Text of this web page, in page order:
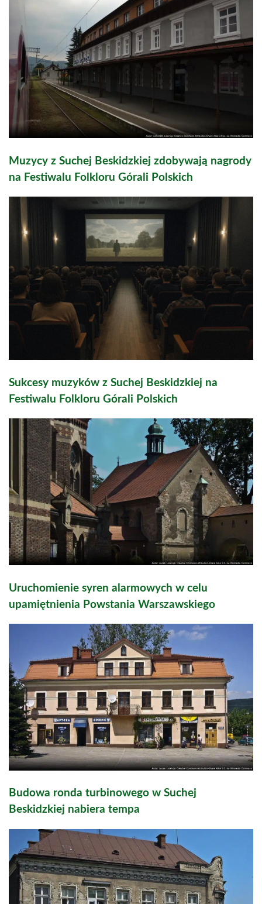
Muzycy z Suchej Beskidzkiej zdobywają nagrody
na Festiwalu Folkloru Górali Polskich
Sukcesy muzyków z Suchej Beskidzkiej na
Festiwalu Folkloru Górali Polskich
Uruchomienie syren alarmowych w celu
upamiętnienia Powstania Warszawskiego
Budowa ronda turbinowego w Suchej
Beskidzkiej nabiera tempa